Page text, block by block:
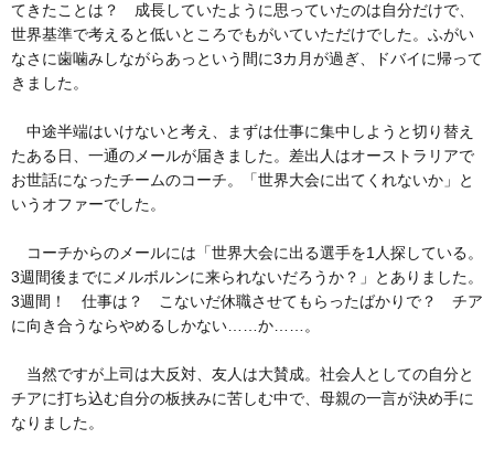
てきたことは？ 成長していたように思っていたのは自分だけで、
世界基準で考えると低いところでもがいていただけでした。ふがい
なさに歯噛みしながらあっという間に3カ月が過ぎ、ドバイに帰って
きました。
中途半端はいけないと考え、まずは仕事に集中しようと切り替え
たある日、一通のメールが届きました。差出人はオーストラリアで
お世話になったチームのコーチ。「世界大会に出てくれないか」と
いうオファーでした。
コーチからのメールには「世界大会に出る選手を1人探している。
3週間後までにメルボルンに来られないだろうか？」とありました。
3週間！ 仕事は？ こないだ休職させてもらったばかりで？ チア
に向き合うならやめるしかない……か……。
当然ですが上司は大反対、友人は大賛成。社会人としての自分と
チアに打ち込む自分の板挟みに苦しむ中で、母親の一言が決め手に
なりました。